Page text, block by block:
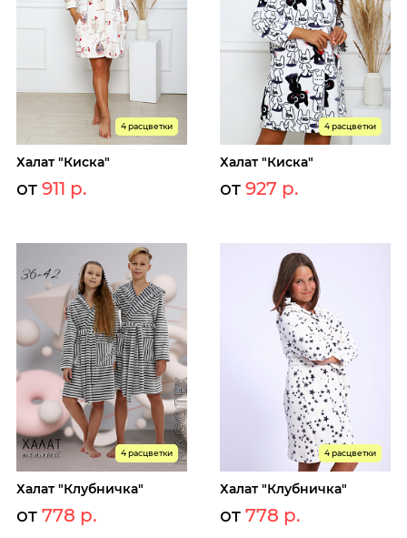
4 расцветки
Халат "Киска"
от 911 р.
4 расцветки
Халат "Киска"
от 927 р.
4 расцветки
Халат "Клубничка"
от 778 р.
4 расцветки
Халат "Клубничка"
от 778 р.